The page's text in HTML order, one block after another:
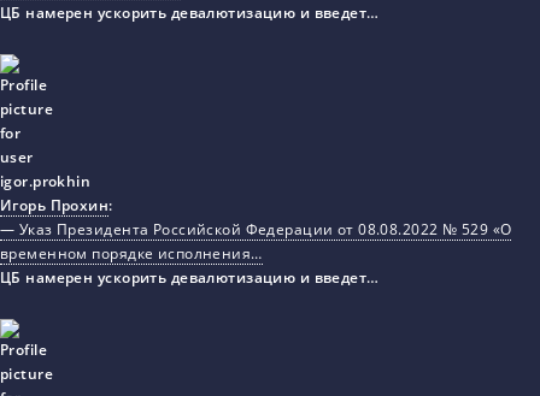
ЦБ намерен ускорить девалютизацию и введет…
Игорь Прохин:
— Указ Президента Российской Федерации от 08.08.2022 № 529 «О
временном порядке исполнения…
ЦБ намерен ускорить девалютизацию и введет…